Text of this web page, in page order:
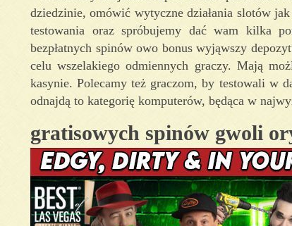
dziedzinie, omówić wytyczne działania slotów
testowania oraz spróbujemy dać wam kilka
bezpłatnych spinów owo bonus wyjąwszy
celu wszelakiego odmiennych graczy. Mają
kasynie. Polecamy też graczom, by testowali w
odnajdą to kategorię komputerów, będąca w
gratisowych spinów gwoli